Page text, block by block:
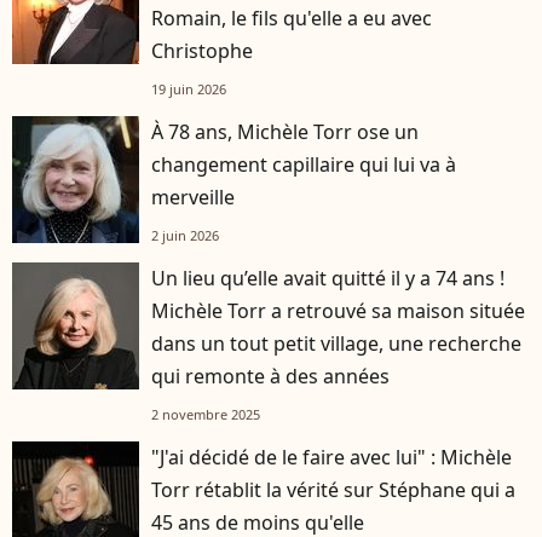
Romain, le fils qu'elle a eu avec
Christophe
19 juin 2026
À 78 ans, Michèle Torr ose un
changement capillaire qui lui va à
merveille
2 juin 2026
Un lieu qu’elle avait quitté il y a 74 ans !
Michèle Torr a retrouvé sa maison située
dans un tout petit village, une recherche
qui remonte à des années
2 novembre 2025
"J'ai décidé de le faire avec lui" : Michèle
Torr rétablit la vérité sur Stéphane qui a
45 ans de moins qu'elle